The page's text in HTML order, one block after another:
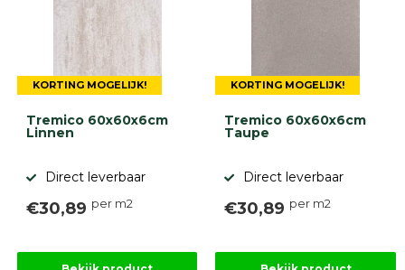
KORTING MOGELIJK!
Tremico 60x60x6cm
Linnen
Direct leverbaar
€30,89 per m2
KORTING MOGELIJK!
Tremico 60x60x6cm
Taupe
Direct leverbaar
€30,89 per m2